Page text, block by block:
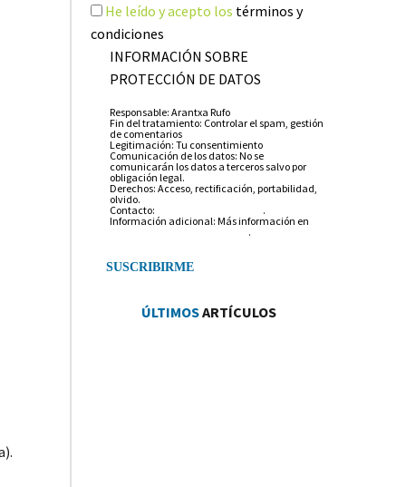
He leído y acepto los términos y
condiciones
INFORMACIÓN SOBRE
PROTECCIÓN DE DATOS
Responsable: Arantxa Rufo
Fin del tratamiento: Controlar el spam, gestión
de comentarios
Legitimación: Tu consentimiento
Comunicación de los datos: No se
comunicarán los datos a terceros salvo por
obligación legal.
Derechos: Acceso, rectificación, portabilidad,
olvido.
Contacto:
.
Información adicional: Más información en
.
ÚLTIMOSARTÍCULOS